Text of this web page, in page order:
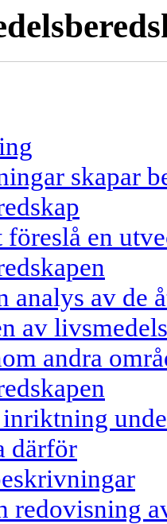
skapar
föreslå en
analys av de
av
andra
därför
redovisning